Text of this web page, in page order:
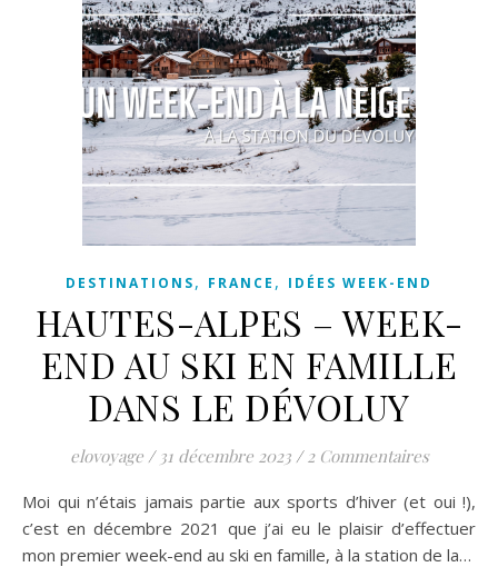
DESTINATIONS, FRANCE , IDÉES WEEK-END
HAUTES-ALPES – WEEK-
END AU SKI EN FAMILLE
DANS LE DÉVOLUY
elovoyage / 31 décembre 2023 / 2 Commentaires
Moi qui n’étais jamais partie aux sports d’hiver (et oui !),
c’est en décembre 2021 que j’ai eu le plaisir d’effectuer
mon premier week-end au ski en famille, à la station de la…